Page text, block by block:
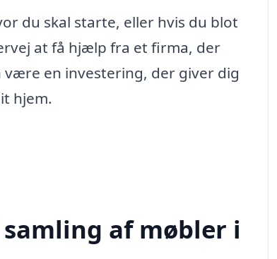
du skal starte, eller hvis du blot
at få hjælp fra et firma, der
være en investering, der giver dig
hjem.
af møbler i